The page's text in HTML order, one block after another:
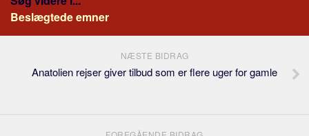
Beslægtede emner
NÆSTE BIDRAG
Anatolien rejser giver tilbud som er flere uger for gamle